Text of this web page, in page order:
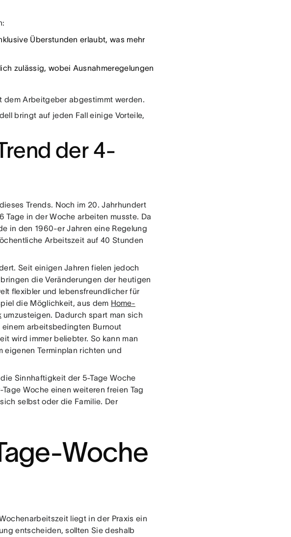
Überstunden erlaubt, was mehr
zulässig, wobei Ausnahmeregelungen
dem Arbeitgeber abgestimmt werden.
bringt auf jeden Fall einige Vorteile,
der 4-
Trends. Noch im 20. Jahrhundert
in der Woche arbeiten musste. Da
in den 1960-er Jahren eine Regelung
Arbeitszeit auf 40 Stunden
Seit einigen Jahren fielen jedoch
die Veränderungen der heutigen
flexibler und lebensfreundlicher für
die Möglichkeit, aus dem Home-
umzusteigen. Dadurch spart man sich
arbeitsbedingten Burnout
wird immer beliebter. So kann man
Terminplan richten und
Sinnhaftigkeit der 5-Tage Woche
Woche einen weiteren freien Tag
selbst oder die Familie. Der
Woche
liegt in der Praxis ein
entscheiden, sollten Sie deshalb